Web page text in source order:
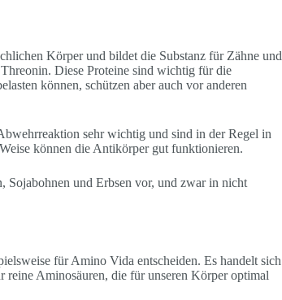
Körper und bildet die Substanz für Zähne und
Diese Proteine sind wichtig für die
können, schützen aber auch vor anderen
sehr wichtig und sind in der Regel in
können die Antikörper gut funktionieren.
Sojabohnen und Erbsen vor, und zwar in nicht
für Amino Vida entscheiden. Es handelt sich
Aminosäuren, die für unseren Körper optimal